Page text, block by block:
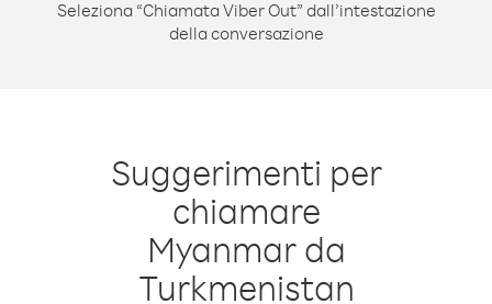
Seleziona “Chiamata Viber Out” dall’intestazione
della conversazione
Suggerimenti per
chiamare
Myanmar da
Turkmenistan